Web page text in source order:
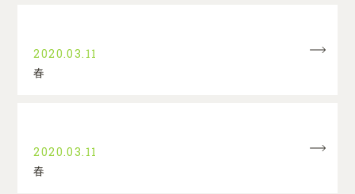
2020.03.11
春
2020.03.11
春